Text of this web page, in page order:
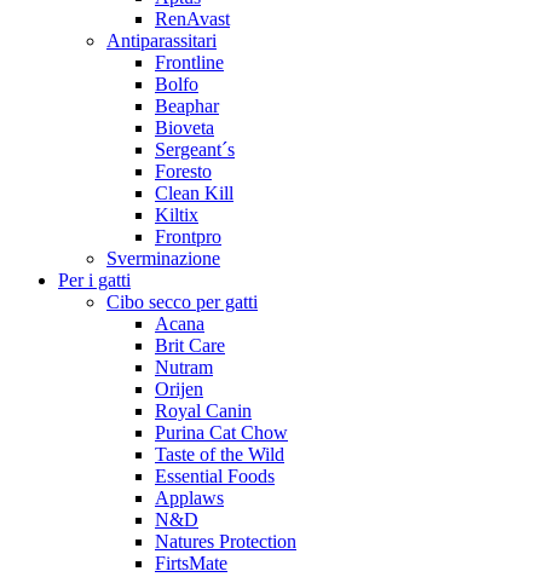
RenAvast
Antiparassitari
Frontline
Bolfo
Beaphar
Bioveta
Sergeant´s
Foresto
Clean Kill
Kiltix
Frontpro
Sverminazione
Per i gatti
Cibo secco per gatti
Acana
Brit Care
Nutram
Orijen
Royal Canin
Purina Cat Chow
Taste of the Wild
Essential Foods
Applaws
N&D
Natures Protection
FirtsMate